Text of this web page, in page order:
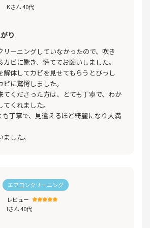
Kさん 40代
り
リーニングしていなかったので、吹き
ビに驚き、慌ててお願いしました。
解体してカビを見せてもらうとびっし
に驚愕しました。
てくださった方は、とても丁寧で、わか
くれました。
も丁寧で、見違えるほど綺麗になり大満
した。
エアコンクリーニング
レビュー
Iさん 40代